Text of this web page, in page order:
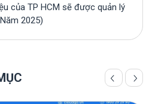
của TP HCM sẽ được quản lý
2025)